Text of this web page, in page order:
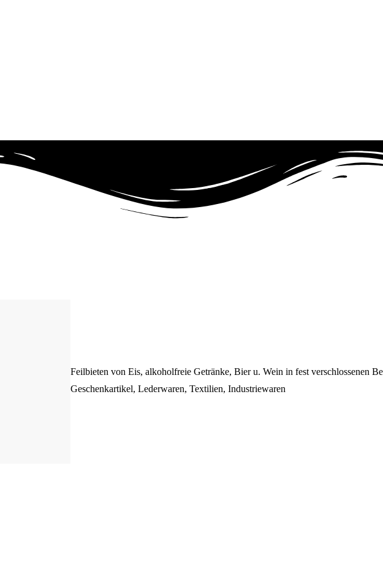
Feilbieten von Eis, alkoholfreie Getränke, Bier u. Wein in fest verschlossenen
Geschenkartikel, Lederwaren, Textilien, Industriewaren